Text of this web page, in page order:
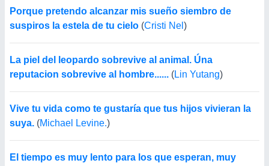
Porque pretendo alcanzar mis sueño siembro de
suspiros la estela de tu cielo (Cristi Nel )
La piel del leopardo sobrevive al animal. Úna
reputacion sobrevive al hombre...... (Lin Yutang)
Vive tu vida como te gustaría que tus hijos vivieran la
suya. (Michael Levine.)
El tiempo es muy lento para los que esperan, muy